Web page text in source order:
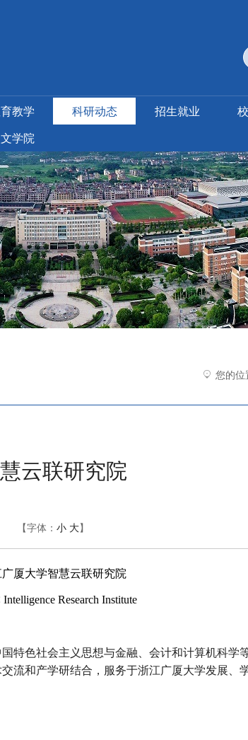
教学 科研动态 招生就业
学院
您的位
云联研究院
【字体： 小 大】
厦大学智慧云联研究院
Research Institute
特色社会主义思想与金融、会计和计算机科学
流和产学研结合，服务于浙江广厦大学发展、